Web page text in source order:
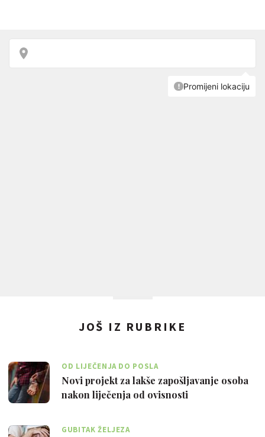
JOŠ IZ RUBRIKE
OD LIJEČENJA DO POSLA
Novi projekt za lakše zapošljavanje osoba
nakon liječenja od ovisnosti
GUBITAK ŽELJEZA